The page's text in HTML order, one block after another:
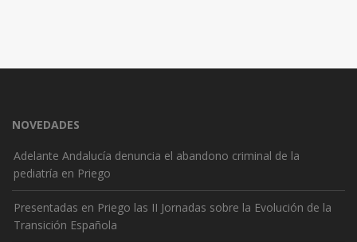
NOVEDADES
Adelante Andalucía denuncia el abandono criminal de la
pediatría en Priego
Presentadas en Priego las II Jornadas sobre la Evolución de la
Transición Española